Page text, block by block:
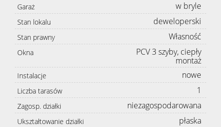
Garaż w bryle
Stan lokalu deweloperski
Stan prawny Własność
Okna
PCV 3 szyby, ciepły
montaż
Instalacje nowe
Liczba tarasów 1
Zagosp. działki niezagospodarowana
Ukształtowanie działki płaska